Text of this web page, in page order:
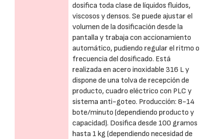
dosifica toda clase de líquidos fluidos,
viscosos y densos. Se puede ajustar el
volumen de la dosificación desde la
pantalla y trabaja con accionamiento
automático, pudiendo regular el ritmo o
frecuencia del dosificado. Está
realizada en acero inoxidable 316 L y
dispone de una tolva de recepción de
producto, cuadro eléctrico con PLC y
sistema anti-goteo. Producción: 8-14
bote/minuto (dependiendo producto y
capacidad). Dosifica desde 100 gramos
hasta 1 kg (dependiendo necesidad de